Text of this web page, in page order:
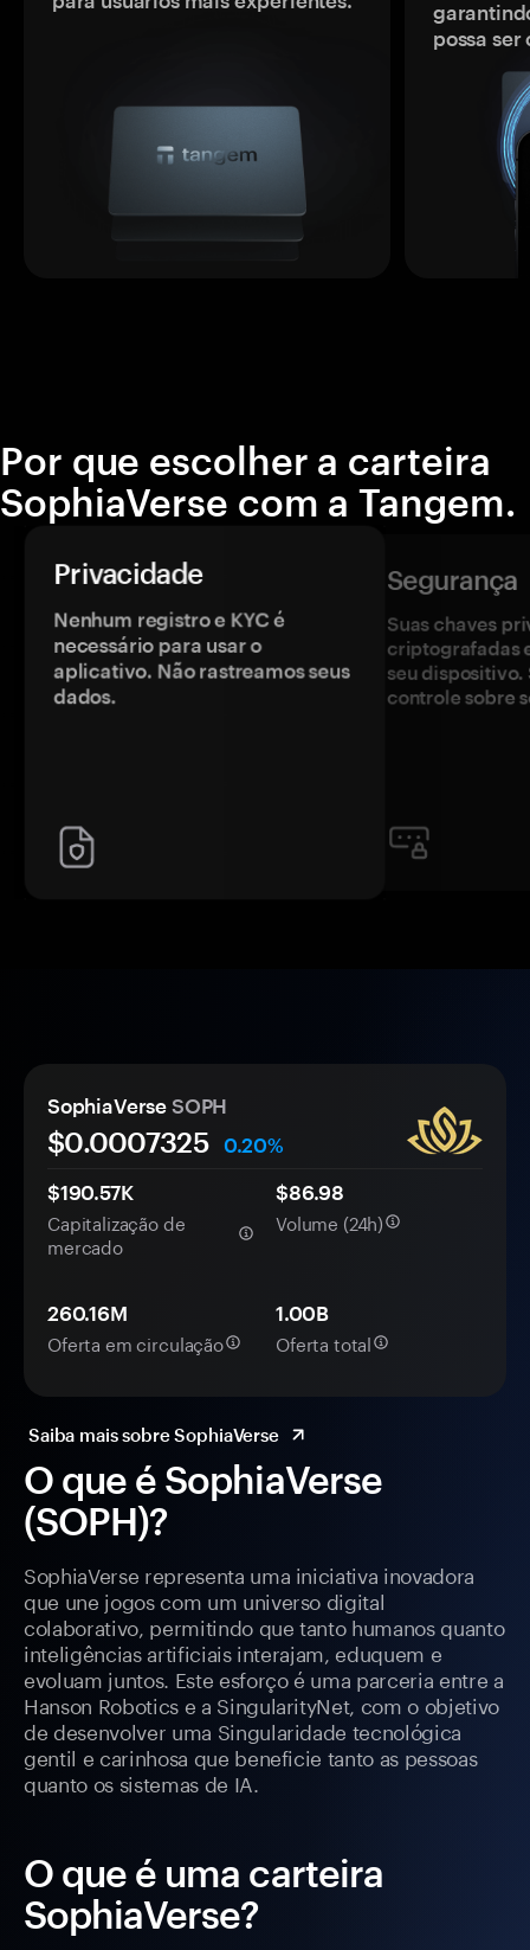
possa
Por que escolher a carteira
SophiaVerse com a Tangem.
Privacidade
Nenhum registro e KYC é
necessário para usar o
aplicativo. Não rastreamos seus
dados.
Segurança
Suas chaves
criptografadas
seu dispositivo.
controle sobre
O que é SophiaVerse
(SOPH)?
SophiaVerse representa uma iniciativa inovadora
que une jogos com um universo digital
colaborativo, permitindo que tanto humanos quanto
inteligências artificiais interajam, eduquem e
evoluam juntos. Este esforço é uma parceria entre a
Hanson Robotics e a SingularityNet, com o objetivo
de desenvolver uma Singularidade tecnológica
gentil e carinhosa que beneficie tanto as pessoas
quanto os sistemas de IA.
O que é uma carteira
SophiaVerse?
SophiaVerse SOPH
$0.0007325
0.20%
$190.57K
Capitalização de
mercado
$86.98
Volume (24h)
260.16M
Oferta em circulação
1.00B
Oferta total
Saiba mais sobre SophiaVerse